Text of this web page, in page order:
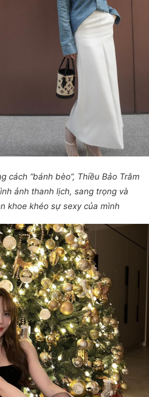
cách “bánh bèo”, Thiều Bảo Trâm
ảnh thanh lịch, sang trọng và
khoe khéo sự sexy của mình